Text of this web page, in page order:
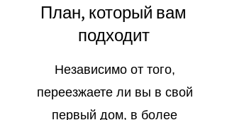
План, который вам
подходит
Независимо от того,
переезжаете ли вы в свой
первый дом, в более